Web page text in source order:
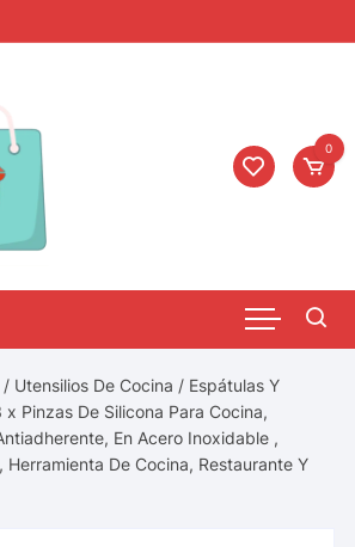
0
/ Utensilios De Cocina / Espátulas Y
x Pinzas De Silicona Para Cocina,
En Acero Inoxidable ,
Herramienta De Cocina, Restaurante Y